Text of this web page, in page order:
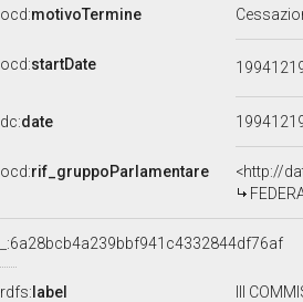
ocd:motivoTermine
ocd:startDate
dc:date
ocd:rif_gruppoParlamentare
<http://
_:6a28bcb4a239bbf941c4332844df76af
rdfs: label III